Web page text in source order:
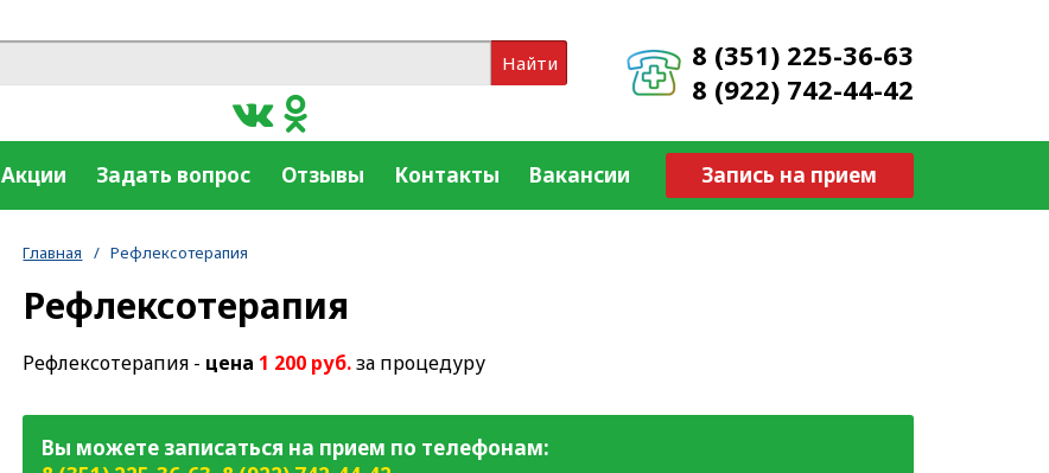
8 (351) 225-36-63
8 (922) 742-44-42
Найти
Запись на прием
Акции Задать вопрос Отзывы Контакты Вакансии
Главная / Рефлексотерапия
Рефлексотерапия
Рефлексотерапия - цена 1 200 руб.за процедуру
Вы можете записаться на прием по телефонам: